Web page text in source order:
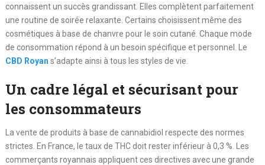
connaissent un succès grandissant. Elles complètent parfaitement
une routine de soirée relaxante. Certains choisissent même des
cosmétiques à base de chanvre pour le soin cutané. Chaque mode
de consommation répond à un besoin spécifique et personnel. Le
CBD Royan s’adapte ainsi à tous les styles de vie.
Un cadre légal et sécurisant pour
les consommateurs
La vente de produits à base de cannabidiol respecte des normes
strictes. En France, le taux de THC doit rester inférieur à 0,3 %. Les
commerçants royannais appliquent ces directives avec une grande